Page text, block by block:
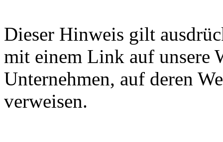
Dieser Hinweis gilt
mit einem Link auf unsere
Unternehmen, auf deren
verweisen.